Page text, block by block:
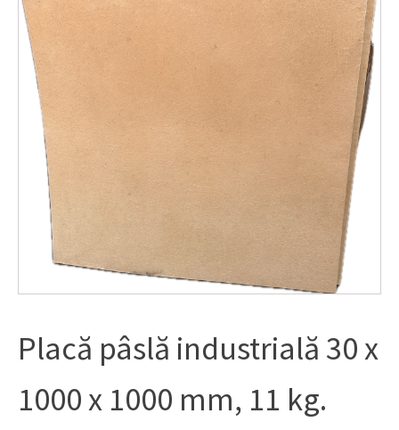
Placă pâslă industrială 30 x
1000 x 1000 mm, 11 kg.